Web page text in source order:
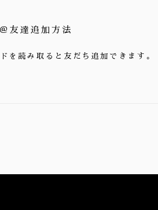
友達追加方法
を読み取ると友だち追加できます。